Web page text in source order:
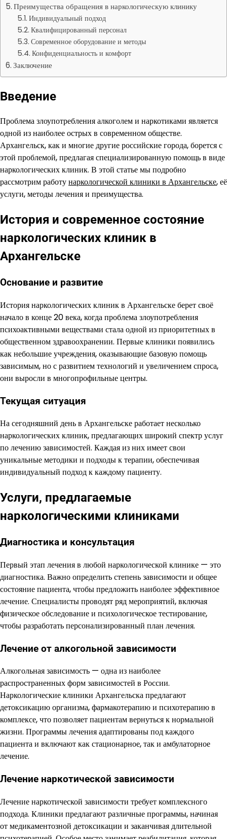
Преимущества обращения в наркологическую клинику
Индивидуальный подход
Квалифицированный персонал
Современное оборудование и методы
Конфиденциальность и комфорт
Заключение
Введение
Проблема злоупотребления алкоголем и наркотиками является
одной из наиболее острых в современном обществе.
Архангельск, как и многие другие российские города, борется с
этой проблемой, предлагая специализированную помощь в виде
наркологических клиник. В этой статье мы подробно
рассмотрим работунаркологической клиники в Архангельске, её
услуги, методы лечения и преимущества.
История и современное состояние
наркологических клиник в
Архангельске
Основание и развитие
История наркологических клиник в Архангельске берет своё
начало в конце 20 века, когда проблема злоупотребления
психоактивными веществами стала одной из приоритетных в
общественном здравоохранении. Первые клиники появились
как небольшие учреждения, оказывающие базовую помощь
зависимым, но с развитием технологий и увеличением спроса,
они выросли в многопрофильные центры.
Текущая ситуация
На сегодняшний день в Архангельске работает несколько
наркологических клиник, предлагающих широкий спектр услуг
по лечению зависимостей. Каждая из них имеет свои
уникальные методики и подходы к терапии, обеспечивая
индивидуальный подход к каждому пациенту.
Услуги, предлагаемые
наркологическими клиниками
Диагностика и консультация
Первый этап лечения в любой наркологической клинике — это
диагностика. Важно определить степень зависимости и общее
состояние пациента, чтобы предложить наиболее эффективное
лечение. Специалисты проводят ряд мероприятий, включая
физическое обследование и психологическое тестирование,
чтобы разработать персонализированный план лечения.
Лечение от алкогольной зависимости
Алкогольная зависимость — одна из наиболее
распространенных форм зависимостей в России.
Наркологические клиники Архангельска предлагают
детоксикацию организма, фармакотерапию и психотерапию в
комплексе, что позволяет пациентам вернуться к нормальной
жизни. Программы лечения адаптированы под каждого
пациента и включают как стационарное, так и амбулаторное
лечение.
Лечение наркотической зависимости
Лечение наркотической зависимости требует комплексного
подхода. Клиники предлагают различные программы, начиная
от медикаментозной детоксикации и заканчивая длительной